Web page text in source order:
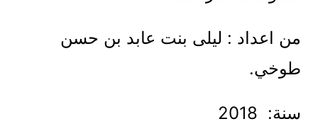
من اعداد : ليلى بنت عابد بن حسن
طوخي.
سنة: 2018